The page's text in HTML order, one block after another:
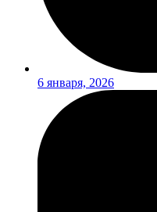
6 января, 2026